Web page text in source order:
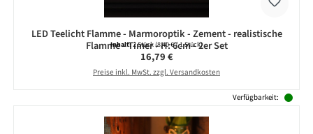
LED Teelicht Flamme - Marmoroptik - Zement - realistische
Flamme - Timer - H: 6cm - 2er Set
Inhalt:2 Stück(8,40 € / 1 Stück)
Regulärer Preis:
16,79 €
Preise inkl. MwSt. zzgl. Versandkosten
Verfügbarkeit: